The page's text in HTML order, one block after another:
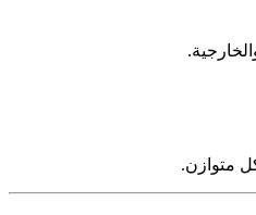
متوازن.